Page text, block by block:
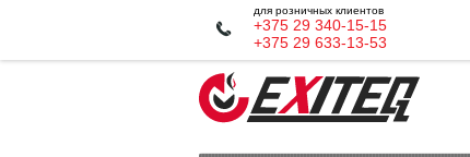
для розничных клиентов
+375 29 340-15-15
+375 29 633-13-53